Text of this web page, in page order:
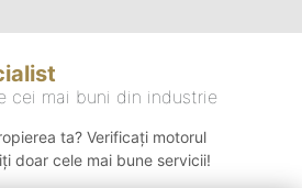
cei mai buni din industrie
ta? Verificați motorul
doar cele mai bune servicii!